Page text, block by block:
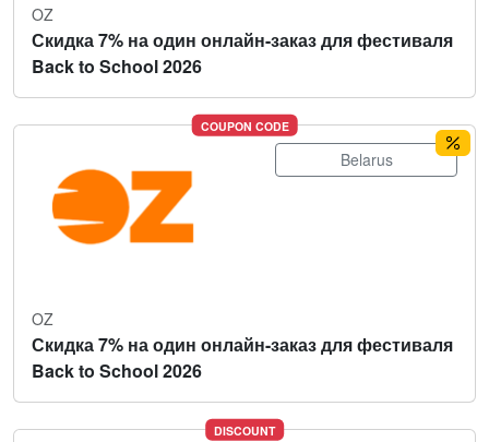
OZ
Скидка 7% на один онлайн-заказ для фестиваля
Back to School 2026
COUPON CODE
Belarus
OZ
Скидка 7% на один онлайн-заказ для фестиваля
Back to School 2026
DISCOUNT